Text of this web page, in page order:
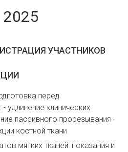
УЧАСТНИКОВ
перед
удлинение клинических
пассивного прорезывания -
костной ткани
мягких тканей: показания и